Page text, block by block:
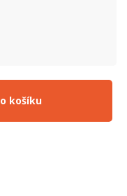
Do košíku